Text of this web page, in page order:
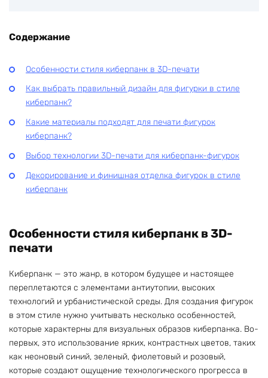
Содержание
Особенности стиля киберпанк в 3D-печати
Как выбрать правильный дизайн для фигурки в стиле
киберпанк?
Какие материалы подходят для печати фигурок
киберпанк?
Выбор технологии 3D-печати для киберпанк-фигурок
Декорирование и финишная отделка фигурок в стиле
киберпанк
Особенности стиля киберпанк в 3D-
печати
Киберпанк — это жанр, в котором будущее и настоящее
переплетаются с элементами антиутопии, высоких
технологий и урбанистической среды. Для создания фигурок
в этом стиле нужно учитывать несколько особенностей,
которые характерны для визуальных образов киберпанка. Во-
первых, это использование ярких, контрастных цветов, таких
как неоновый синий, зеленый, фиолетовый и розовый,
которые создают ощущение технологического прогресса в